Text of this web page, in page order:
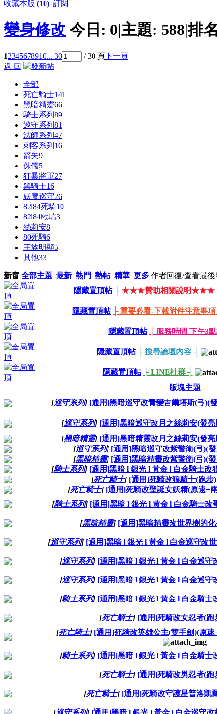
收藏本版 (10) |訂閱
變身修改 今日: 0|主題: 588|排
12345678910... 30 / 30 頁下一頁
返 回
全部
死亡騎士141
黑暗精靈66
騎士系列 89
巡守系列 81
法師系列 47
刺客系列 16
箭矢9
侏儒5
狂暴將軍27
黑騎士16
妖魔巡守26
82l84死騎10
82l84歐瑞3
絲莉安8
80死騎6
王族明顯5
其他33
新窗 全部主題 最新 熱門 熱帖 精華 更多 作者回復/查看最後
隱藏置頂帖
├ ★★★贊助相關說明★★★
隱藏置頂帖 ├ 重要必看-下載附件注意事
隱藏置頂帖 ├ 服務時間 下午3
隱藏置頂帖 ├ 搜尋論壇內容 ┤
隱藏置頂帖
├ LINE社群 ┤
版塊主題
[巡守系列] [通用]黑暗巡守改青變吉爾塔斯(弓)(
[巡守系列] [通用]黑暗巡守改月之絲莉安(發亮
[黑暗精靈] [通用]黑暗精靈改月之絲莉安(發亮
[巡守系列] [通用]黑暗巡守改紫警衛(弓)(
[黑暗精靈] [通用]黑暗精靈改紫警衛(弓)(
[騎士系列] [通用]黑暗 l 銀光 l 黃金 l 白金騎士改
[死亡騎士] [通用]死騎改狼騎士(跑步)
[死亡騎士] [通用]死騎改聖誕女妖精(原速+
[騎士系列] [通用]黑暗 l 銀光 l 黃金 l 白金騎士改
[黑暗精靈] [通用]黑暗精靈改世界樹的
[巡守系列] [通用]黑暗 l 銀光 l 黃金 l 白金巡守改
[巡守系列] [通用]黑暗 l 銀光 l 黃金 l 白金巡守
[巡守系列] [通用]黑暗 l 銀光 l 黃金 l 白金巡守
[騎士系列] [通用]黑暗 l 銀光 l 黃金 l 白金騎士
[死亡騎士] [通用]死騎改女忍者(跑
[死亡騎士] [通用]死騎改英雄公主(雙手劍)(原速
[騎士系列] [通用]黑暗 l 銀光 l 黃金 l 白金騎士
[死亡騎士] [通用]死騎改男忍者(跑
[死亡騎士] [通用]死騎改守護星普洛凱
[巡守系列] [通用]黑暗 l 銀光 l 黃金 l 白金巡守改